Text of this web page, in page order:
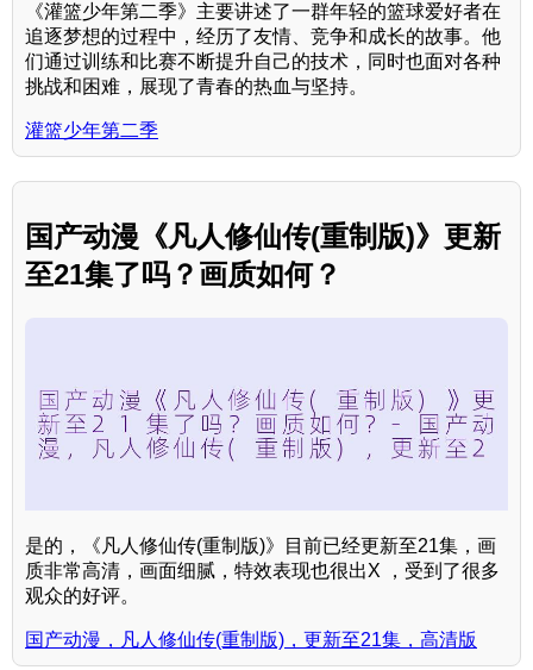
《灌篮少年第二季》主要讲述了一群年轻的篮球爱好者在
追逐梦想的过程中，经历了友情、竞争和成长的故事。他
们通过训练和比赛不断提升自己的技术，同时也面对各种
挑战和困难，展现了青春的热血与坚持。
灌篮少年第二季
国产动漫《凡人修仙传(重制版)》更新
至21集了吗？画质如何？
是的，《凡人修仙传(重制版)》目前已经更新至21集，画
质非常高清，画面细腻，特效表现也很出X ，受到了很多
观众的好评。
国产动漫，凡人修仙传(重制版)，更新至21集，高清版